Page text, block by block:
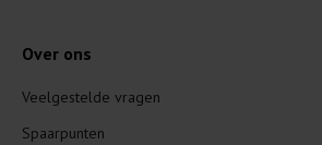
Over ons
Veelgestelde vragen
Spaarpunten